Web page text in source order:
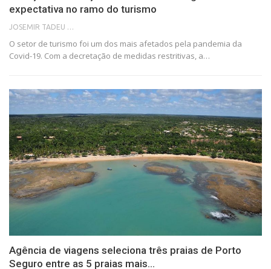
expectativa no ramo do turismo
JOSEMIR TADEU FONSECA
O setor de turismo foi um dos mais afetados pela pandemia da
Covid-19. Com a decretação de medidas restritivas, a…
Agência de viagens seleciona três praias de Porto
Seguro entre as 5 praias mais…